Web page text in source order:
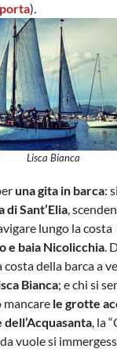
).
Lisca Bianca
una gita in barca:
Sant’Elia,
lungo la costa
e baia Nicolicchia.
della barca a
Bianca; e chi si
le grotte
, la
vuole si